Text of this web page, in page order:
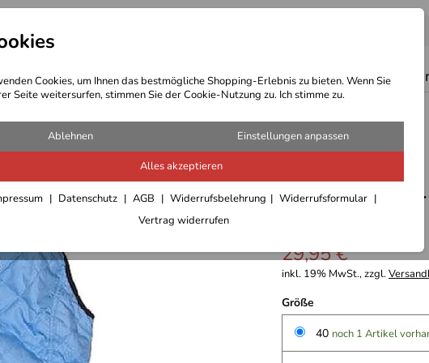
Cookies, um Ihnen das bestmögliche Shopping-Erlebnis zu bieten. Wenn Sie
Seite weitersurfen, stimmen Sie der Cookie-Nutzung zu. Ich stimme zu.
Ablehnen Einstellungen anpassen
Alles akzeptieren
Datenschutz AGB Widerrufsbelehrung
Widerrufsformular
Vertrag widerrufen
Bekleidung Outdoor Ausrüstung
Hot
29,95 €
inkl. 19% MwSt., zzgl.
Größe
40 noch 1 Artikel